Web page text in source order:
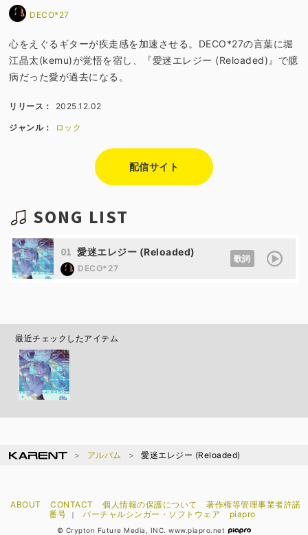
DECO*27
心をえぐるギターが疾走感を加速させる。DECO*27の言葉に堀
江晶太(kemu)が覚悟を宿し、『愛迷エレジー (Reloaded)』で臆
病だった愛が過去になる。
リリース： 2025.12.02
ジャンル： ロック
配信サイト
SONG LIST
01 愛迷エレジー (Reloaded)
DECO*27
歌詞
最近チェックしたアイテム
アルバム 愛迷エレジー (Reloaded)
ABOUT CONTACT 個人情報の保護について
著作権等管理事業者許諾
番号
｜ バーチャルシンガー・ソフトウェア piapro
© Crypton Future Media, INC. www.piapro.net